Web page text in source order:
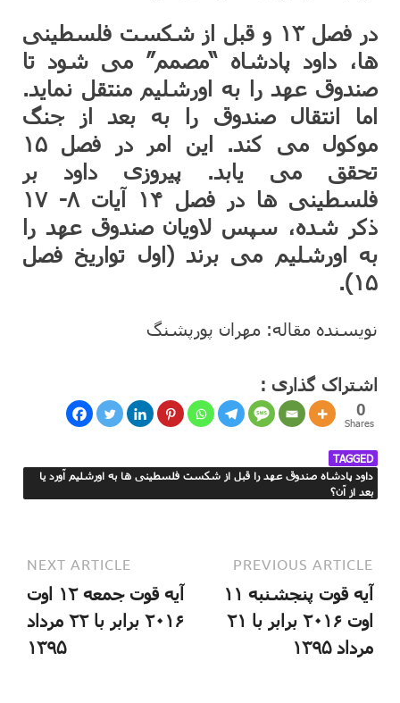
در فصل ۱۳ و قبل از شکست فلسطینی
ها، داود پادشاه “مصمم” می شود تا
صندوق عهد را به اورشلیم منتقل نماید.
اما انتقال صندوق را به بعد از جنگ
موکول می کند. این امر در فصل ۱۵
تحقق می یابد. پیروزی داود بر
فلسطینی ها در فصل ۱۴ آیات ۸- ۱۷
ذکر شده، سپس لاویان صندوق عهد را
به اورشلیم می برند (اول تواریخ فصل
۱۵).
نویسنده مقاله: مهران پورپشنگ
اشتراک گذاری :
0
Shares
TAGGED
داود پادشاه صندوق عهد را قبل از شکست فلسطینی ها به اورشلیم آورد یا
بعد از آن؟
PREVIOUS ARTICLE
آیه قوت پنجشنبه ۱۱
اوت ۲۰۱۶ برابر با ۲۱
مرداد ۱۳۹۵
NEXT ARTICLE
آیه قوت جمعه ۱۲ اوت
۲۰۱۶ برابر با ۲۲ مرداد
۱۳۹۵